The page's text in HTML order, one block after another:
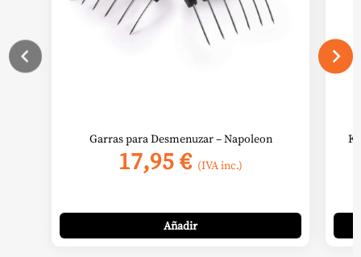
Garras para Desmenuzar – Napoleon
17,95€ (IVA inc.)
Añadir